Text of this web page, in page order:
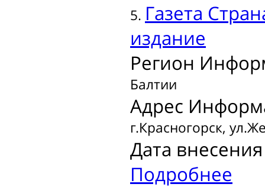
5. Газета
издание
Регион
Балтии
Адрес
г.Красногорск,
Дата
Подробнее